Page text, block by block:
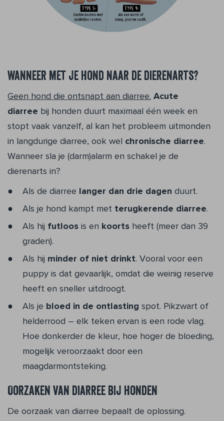
Wanneer met je hond naar de dierenarts?
Geen hond die ontsnapt aan diarree. Acute
diarree bij honden duurt maximaal één week en
stopt vaak vanzelf, al kan het probleem uitmonden
in langdurige diarree, ook wel chronische diarree.
Wanneer sla je (darm)alarm en schakel je de
dierenarts in?
Als de diarree langer dan drie dagen duurt.
Als je hond kampt met terugkerende diarree.
Als hij futloos is en koorts heeft (meer dan 39
graden).
Als hij minder of niet drinkt. Vooral voor een
puppy is dat gevaarlijk, omdat die weinig reserve
heeft en sneller uitdroogt.
Als je bloed in de ontlasting spot. Pikzwart of
helderrood – elk teken ervan is een rode vlag.
Hoe donkerder de kleur, hoe hoger de bloeding,
mogelijk veroorzaakt door een
maagdarmontsteking.
Oorzaken van diarree bij honden
De oorzaak van diarree bepaalt de oplossing.